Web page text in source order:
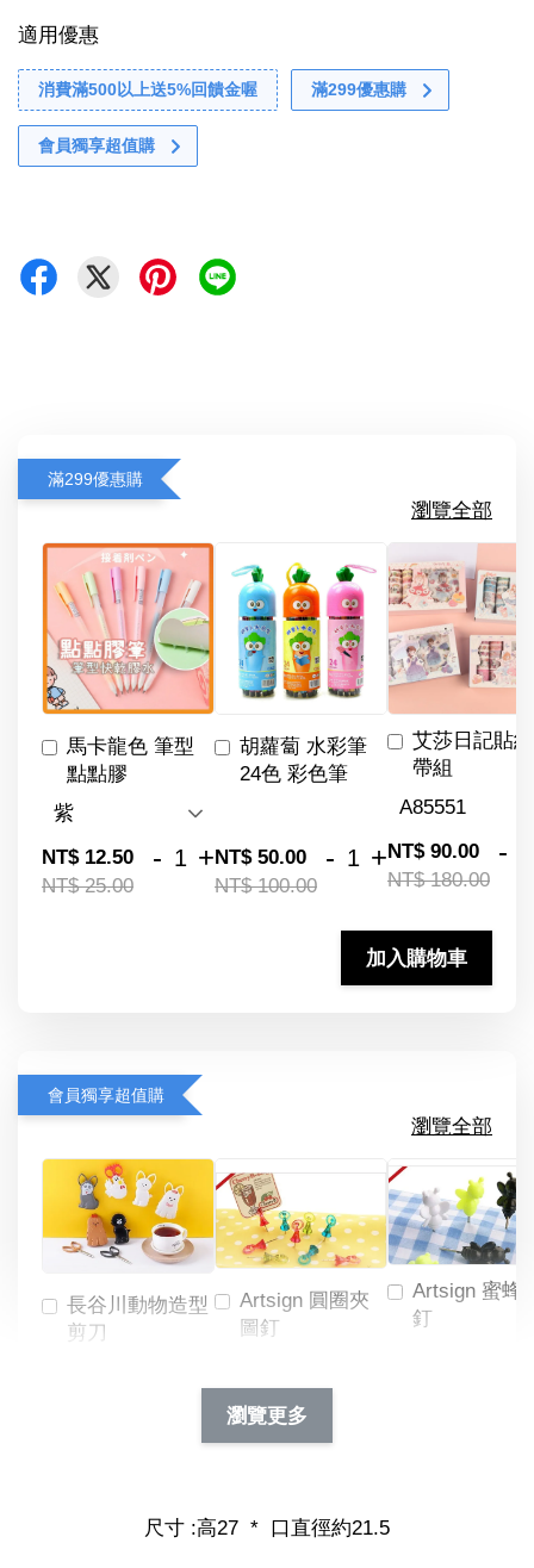
適用優惠
消費滿500以上送5%回饋金喔 滿299優惠購
會員獨享超值購
滿299優惠購
瀏覽全部
馬卡龍色 筆型
點點膠
NT$ 12.50
NT$ 25.00
- +
胡蘿蔔 水彩筆
24色 彩色筆
NT$ 50.00
NT$ 100.00
- +
艾莎日記貼
帶組
NT$ 90.00
NT$ 180.00
-
加入購物車
會員獨享超值購
瀏覽全部
長谷川動物造型
剪刀
Artsign 圓圈夾
圖釘
NT$ 19.00
NT$ 66.00
Artsign 蜜蜂
釘
加入購物車
瀏覽更多
尺寸 :高27 * 口直徑約21.5